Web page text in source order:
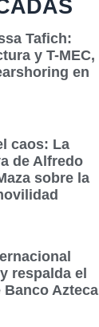
Tafich:
y T-MEC,
en
caos: La
de Alfredo
sobre la
respalda el
Banco Azteca